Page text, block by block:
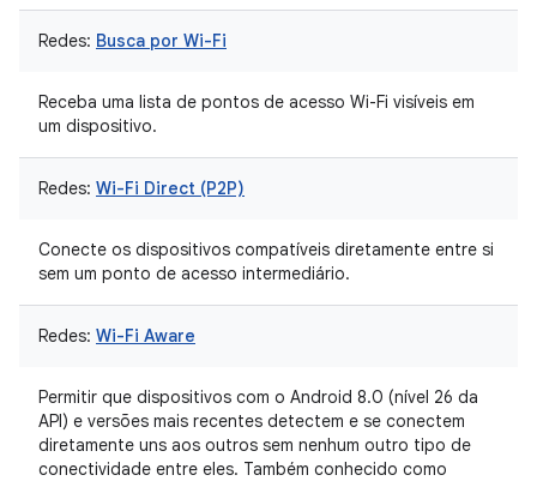
Redes: Busca por Wi-Fi
Receba uma lista de pontos de acesso Wi-Fi visíveis em
um dispositivo.
Redes: Wi-Fi Direct (P2P)
Conecte os dispositivos compatíveis diretamente entre si
sem um ponto de acesso intermediário.
Redes: Wi-Fi Aware
Permitir que dispositivos com o Android 8.0 (nível 26 da
API) e versões mais recentes detectem e se conectem
diretamente uns aos outros sem nenhum outro tipo de
conectividade entre eles. Também conhecido como